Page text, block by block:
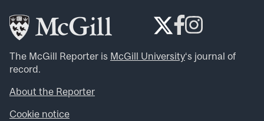
The McGill Reporter is McGill University‘s journal of
record.
About the Reporter
Cookie notice